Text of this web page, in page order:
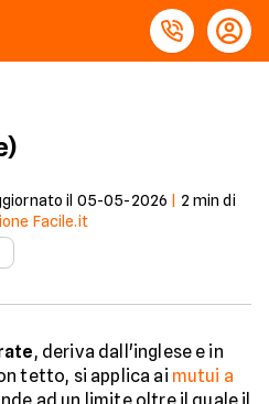
il 05-05-2026 2 min di
Facile.it
, deriva dall'inglese e in
tetto, si applica ai mutui a